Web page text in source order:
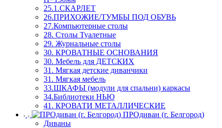
25.1.СКАРЛЕТ
26.ПРИХОЖИЕ/ТУМБЫ ПОД ОБУВЬ
27.Компьютерные столы
28. Столы Туалетные
29. Журнальные столы
30. КРОВАТНЫЕ ОСНОВАНИЯ
30. Мебель для ДЕТСКИХ
31. Мягкая детские диванчики
31. Мягкая мебель
33.ШКАФЫ (модули для спальни) каркасы
34.Библиотеки НЬЮ
41. КРОВАТИ МЕТАЛЛИЧЕСКИЕ
ПРОдиван (г. Белгород)
Диваны